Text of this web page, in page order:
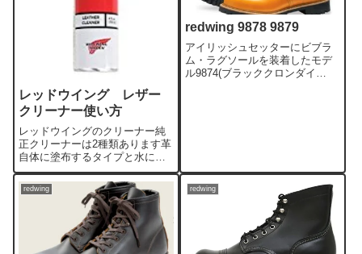
レッドウイング レザー
クリーナー使い方
レッドウイングのクリーナー純
正クリーナーは2種類あります革
自体に塗布するタイプと水に溶
かし洗うタイプです今回は使い
方も含めて説明していきます
redwing 9878 9879
アイリッシュセッターにビブラ
ム・ラグソールを装着したモデ
ル9874(ブラッククロンダイ
redwing redwing